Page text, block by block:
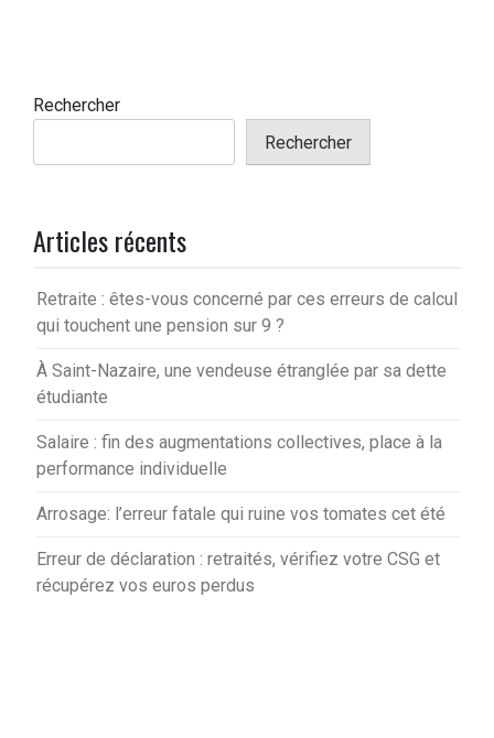
Rechercher
Rechercher
Articles récents
Retraite : êtes-vous concerné par ces erreurs de calcul
qui touchent une pension sur 9 ?
À Saint-Nazaire, une vendeuse étranglée par sa dette
étudiante
Salaire : fin des augmentations collectives, place à la
performance individuelle
Arrosage: l’erreur fatale qui ruine vos tomates cet été
Erreur de déclaration : retraités, vérifiez votre CSG et
récupérez vos euros perdus